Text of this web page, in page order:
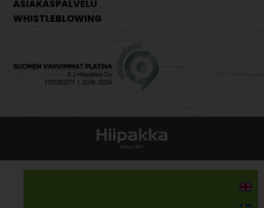
ASIAKASPALVELU
WHISTLEBLOWING